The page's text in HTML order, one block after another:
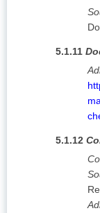
5.1.11
5.1.12